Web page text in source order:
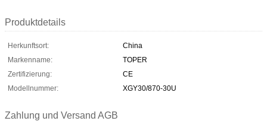
Produktdetails
Herkunftsort:
China
Markenname:
TOPER
Zertifizierung:
CE
Modellnummer:
XGY30/870-30U
Zahlung und Versand AGB